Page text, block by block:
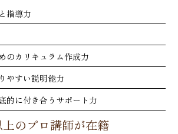
指導力
のカリキュラム作成力
やすい説明能力
的に付き合うサポート力
のプロ講師が在籍